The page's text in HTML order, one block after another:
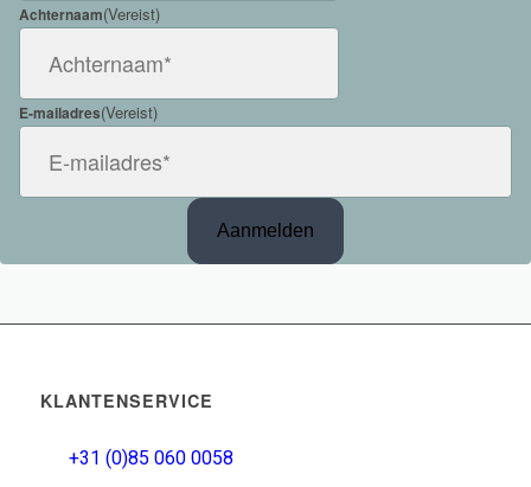
Achternaam(Vereist)
E-mailadres(Vereist)
KLANTENSERVICE
+31 (0)85 060 0058